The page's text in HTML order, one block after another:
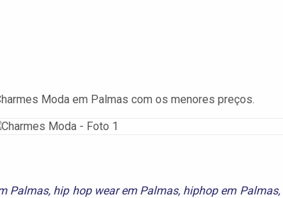
Moda em Palmas com os menores preços.
Palmas, hip hop wear em Palmas, hiphop em Palmas,